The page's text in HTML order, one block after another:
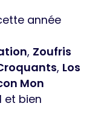
année
, Zoufris
, Los
Mon
et bien